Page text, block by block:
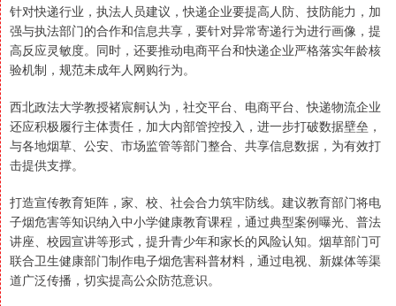
针对快递行业，执法人员建议，快递企业要提高人防、技防能力，加
强与执法部门的合作和信息共享，要针对异常寄递行为进行画像，提
高反应灵敏度。同时，还要推动电商平台和快递企业严格落实年龄核
验机制，规范未成年人网购行为。
西北政法大学教授褚宸舸认为，社交平台、电商平台、快递物流企业
还应积极履行主体责任，加大内部管控投入，进一步打破数据壁垒，
与各地烟草、公安、市场监管等部门整合、共享信息数据，为有效打
击提供支撑。
打造宣传教育矩阵，家、校、社会合力筑牢防线。建议教育部门将电
子烟危害等知识纳入中小学健康教育课程，通过典型案例曝光、普法
讲座、校园宣讲等形式，提升青少年和家长的风险认知。烟草部门可
联合卫生健康部门制作电子烟危害科普材料，通过电视、新媒体等渠
道广泛传播，切实提高公众防范意识。